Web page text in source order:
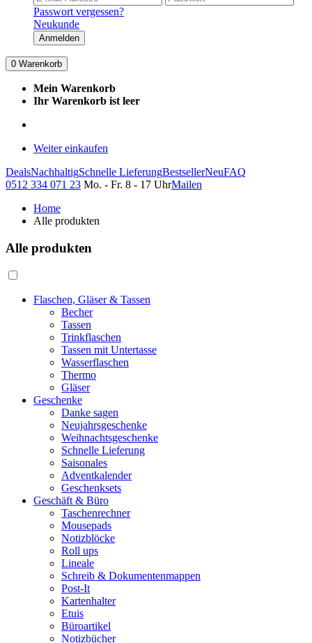
Passwort vergessen?
Neukunde
Anmelden
0 Warenkorb
Mein Warenkorb
Ihr Warenkorb ist leer
Weiter einkaufen
DealsNachhaltigSchnelle LieferungBestsellerNeuFAQ
0512 334 071 23 Mo. - Fr. 8 - 17 UhrMailen
Home
Alle produkten
Alle produkten
Flaschen, Gläser & Tassen
Becher
Tassen
Trinkflaschen
Tassen mit Untertasse
Wasserflaschen
Thermo
Gläser
Geschenke
Danke sagen
Neujahrsgeschenke
Weihnachtsgeschenke
Schnelle Lieferung
Saisonales
Adventkalender
Geschenksets
Geschäft & Büro
Taschenrechner
Mousepads
Notizblöcke
Roll ups
Lineale
Schreib & Dokumentenmappen
Post-It
Kartenhalter
Etuis
Büroartikel
Notizbücher